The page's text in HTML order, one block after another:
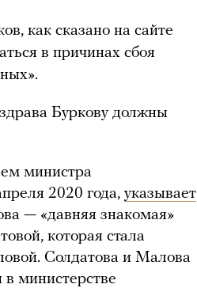
как сказано на сайте
в причинах сбоя
Буркову должны
министра
2020 года, указывает
— «давняя знакомая»
которая стала
Солдатова и Малова
министерстве